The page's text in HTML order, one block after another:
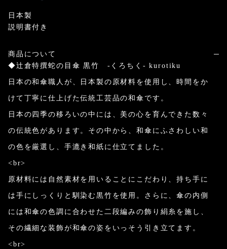
日本製
説明書付き
商品について
◆辻倉特撰蛇の目傘 黒竹 -くろちく- kurotiku
日本の和傘職人が、日本製の原材料を使用し、時間をか
けて丁寧に仕上げた伝統工芸品の和傘です。
日本の四季の移ろいの中には、美の心を育んできた数々
の伝統色があります。その中から、和傘にふさわしい和
の色を厳選し、手漉き和紙に仕立てました。
<br>
原材料には自然素材を用いることにこだわり、持ち手に
は手にしっくりと馴染む黒竹を使用。さらに、傘の内側
には和傘の色調に合わせた二段編みの飾り絹糸を施し、
その繊細な装飾が和傘の姿をいっそう引き立てます。
<br>